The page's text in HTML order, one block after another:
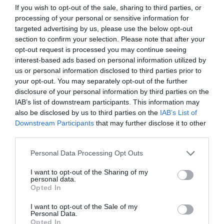
If you wish to opt-out of the sale, sharing to third parties, or
processing of your personal or sensitive information for
targeted advertising by us, please use the below opt-out
section to confirm your selection. Please note that after your
opt-out request is processed you may continue seeing
interest-based ads based on personal information utilized by
us or personal information disclosed to third parties prior to
your opt-out. You may separately opt-out of the further
disclosure of your personal information by third parties on the
IAB’s list of downstream participants. This information may
also be disclosed by us to third parties on the IAB’s List of
Downstream Participants that may further disclose it to other
Personal Data Processing Opt Outs
I want to opt-out of the Sharing of my
personal data.
Opted In
I want to opt-out of the Sale of my
Personal Data.
Opted In
Tripla 3 MOSTRA TARIFFE
Quadrupla MOSTRA TARIFFE
Matrimoniale Superior 2 MOSTRA TARIFFE
Matrimoniale vista Mare 2 MOSTRA TARIFFE
L’hotel dispone di 25 camere doppie o matrimoniali, con possibilità per
alcune del terzo letto, arredate in maniera originale e differente, alcune con
travi a vista, altre con letti in ferro battuto, o con ceramiche di Caltagirone.
Le 4 camere Superior, con i letti a baldacchino, offrono un ambiente
esclusivo e raffinato; alcune di esse godono di una splendida vista sul mare.
frigobar, TV color satellitare, cassetta di sicurezza.
Superior, Matrimoniale vista Mare.
Servizi Inclusi nel prezzo